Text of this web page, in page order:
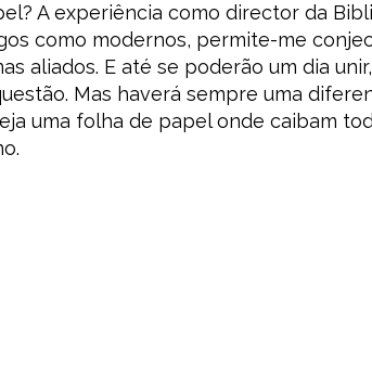
A experiência como director da
como modernos, permite-me
aliados. E até se poderão um dia
Mas haverá sempre uma
uma folha de papel onde caibam